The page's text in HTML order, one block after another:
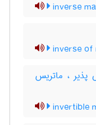
inverse
inverse
پذیر ، ماتریس
invertible